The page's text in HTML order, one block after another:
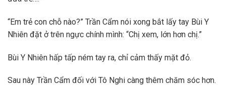
“Em trẻ con chỗ nào?” Trần Cẩm nói xong bắt lấy tay Bùi Y
Nhiên đặt ở trên ngực chính mình: “Chị xem, lớn hơn chị.”
Bùi Y Nhiên hấp tấp ném tay ra, chỉ cảm thấy mặt đỏ.
Sau này Trần Cẩm đối với Tô Nghi càng thêm chăm sóc hơn.